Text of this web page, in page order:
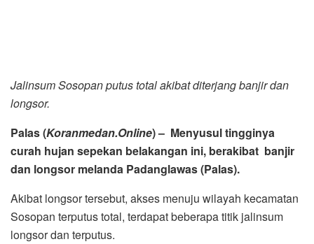
Jalinsum Sosopan putus total akibat diterjang banjir dan
longsor.
Palas (Koranmedan.Online) – Menyusul tingginya
curah hujan sepekan belakangan ini, berakibat banjir
dan longsor melanda Padanglawas (Palas).
Akibat longsor tersebut, akses menuju wilayah kecamatan
Sosopan terputus total, terdapat beberapa titik jalinsum
longsor dan terputus.